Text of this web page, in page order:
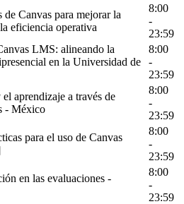
Canvas para mejorar la
eficiencia operativa
8:00
-
23:59
LMS: alineando la
en la Universidad de
8:00
-
23:59
aprendizaje a través de
- México
8:00
-
23:59
para el uso de Canvas
8:00
-
23:59
en las evaluaciones -
8:00
-
23:59